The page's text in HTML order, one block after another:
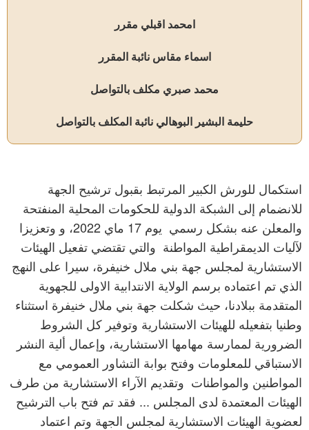
امحمد اقبلي مقرر
اسماء مقاس نائبة المقرر
محمد صبري مكلف بالتواصل
حليمة البشير البوهالي نائبة المكلف بالتواصل
استكمال للورش الكبير المرتبط بقبول ترشيح الجهة
للانضمام إلى الشبكة الدولية للحكومات المحلية المنفتحة
والمعلن عنه بشكل رسمي يوم 17 ماي 2022، و وتعزيزا
لآليات الديمقراطية المواطنة والتي تقتضي تفعيل الهيئات
الاستشارية لمجلس جهة بني ملال خنيفرة، سيرا على النهج
الذي تم اعتماده برسم الولاية الانتدابية الاولى للجهوية
المتقدمة ببلادنا، حيث شكلت جهة بني ملال خنيفرة استثناء
وطنيا بتفعيله للهيئات الاستشارية وتوفير كل الشروط
الضرورية لممارسة مهامها الاستشارية، وإعمال ألية النشر
الاستباقي للمعلومات وفتح بوابة التشاور العمومي مع
المواطنين والمواطنات وتقديم الآراء الاستشارية من طرف
الهيئات المعتمدة لدى المجلس ... فقد تم فتح باب الترشيح
لعضوية الهيئات الاستشارية لمجلس الجهة وتم اعتماد